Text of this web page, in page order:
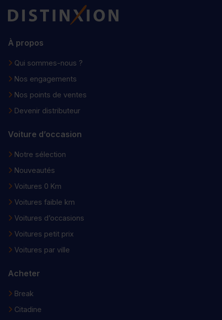
Distinxion
À propos
Qui sommes-nous ?
Nos engagements
Nos points de ventes
Devenir distributeur
Voiture d’occasion
Notre sélection
Nouveautés
Voitures 0 Km
Voitures faible km
Voitures d’occasions
Voitures petit prix
Voitures par ville
Acheter
Break
Citadine